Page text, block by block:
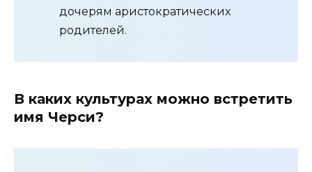
дочерям аристократических
родителей.
В каких культурах можно встретить
имя Черси?